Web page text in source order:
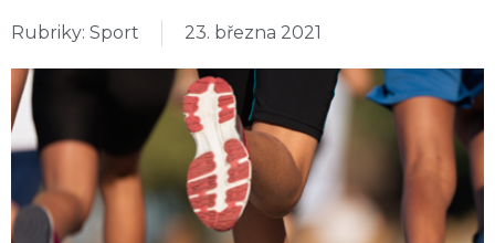
Rubriky: Sport 23. března 2021